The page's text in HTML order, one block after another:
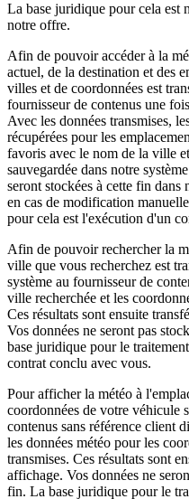
La base juridique pour cela est
notre offre.
Afin de pouvoir accéder à la
actuel, de la destination et des
villes et de coordonnées est
fournisseur de contenus une
Avec les données transmises,
récupérées pour les
favoris avec le nom de la ville
sauvegardée dans notre
seront stockées à cette fin dans
en cas de modification
pour cela est l'exécution d'un
Afin de pouvoir rechercher la
ville que vous recherchez est
système au fournisseur de
ville recherchée et les
Ces résultats sont ensuite
Vos données ne seront pas
base juridique pour le
contrat conclu avec vous.
Pour afficher la météo à
coordonnées de votre véhicule
contenus sans référence client
les données météo pour les
transmises. Ces résultats sont
affichage. Vos données ne
fin. La base juridique pour le